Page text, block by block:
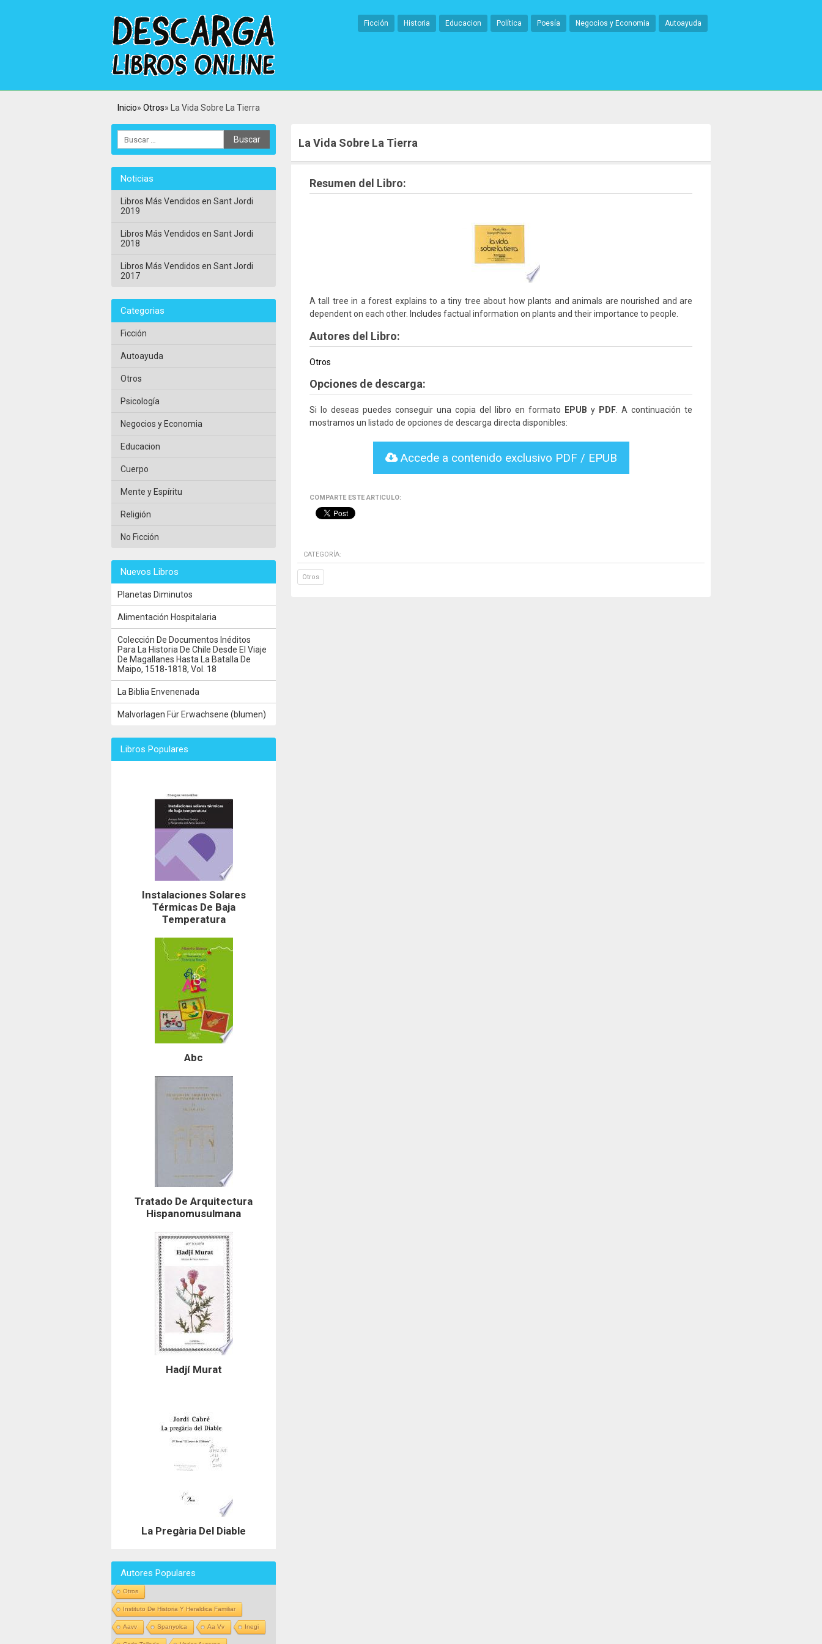
Ficción Historia Educacion Política Poesía Negocios y Economia Autoayuda
Inicio Otros La Vida Sobre La Tierra
La Vida Sobre La Tierra
Resumen del Libro:
A tall tree in a forest explains to a tiny tree about how plants and animals are nourished and are
dependent on each other. Includes factual information on plants and their importance to people.
Autores del Libro:
Otros
Opciones de descarga:
Si lo deseas puedes conseguir una copia del libro en formato EPUB y PDF . A continuación te
mostramos un listado de opciones de descarga directa disponibles:
Accede a contenido exclusivo PDF / EPUB
COMPARTE ESTE ARTICULO:
CATEGORÍA:
Otros
Noticias
Libros Más Vendidos en Sant Jordi
2019
Libros Más Vendidos en Sant Jordi
2018
Libros Más Vendidos en Sant Jordi
2017
Categorias
Ficción
Autoayuda
Otros
Psicología
Negocios y Economia
Educacion
Cuerpo
Mente y Espíritu
Religión
No Ficción
Nuevos Libros
Planetas Diminutos
Alimentación Hospitalaria
Colección De Documentos Inéditos
Para La Historia De Chile Desde El Viaje
De Magallanes Hasta La Batalla De
Maipo, 1518-1818, Vol. 18
La Biblia Envenenada
Malvorlagen Für Erwachsene (blumen)
Libros Populares
Instalaciones Solares
Térmicas De Baja
Temperatura
Abc
Tratado De Arquitectura
Hispanomusulmana
Hadjí Murat
La Pregària Del Diable
Autores Populares
Otros
Instituto De Historia Y Heraldica Familiar
Aavv Spanyolca Aa Vv Inegi